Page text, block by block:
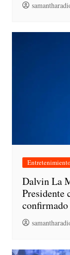
Entretenimiento
Dalvin La
Presidente
confirmado